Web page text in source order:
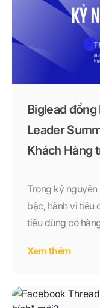
Biglead
Leader
Khách Hàng
Trong kỷ
bậc, hành vi tiêu
tiêu dùng có
sự khác biệt
cho khách hàng.
Xem thêm